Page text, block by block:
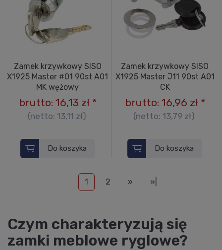
Zamek krzywkowy SISO
X1925 Master #01 90st A01
MK wężowy
brutto: 16,13 zł*
(netto: 13,11 zł)
Do koszyka
Zamek krzywkowy SISO
X1925 Master J11 90st A01
CK
brutto: 16,96 zł*
(netto: 13,79 zł)
Do koszyka
1 2 » »|
Czym charakteryzują się
zamki meblowe ryglowe?